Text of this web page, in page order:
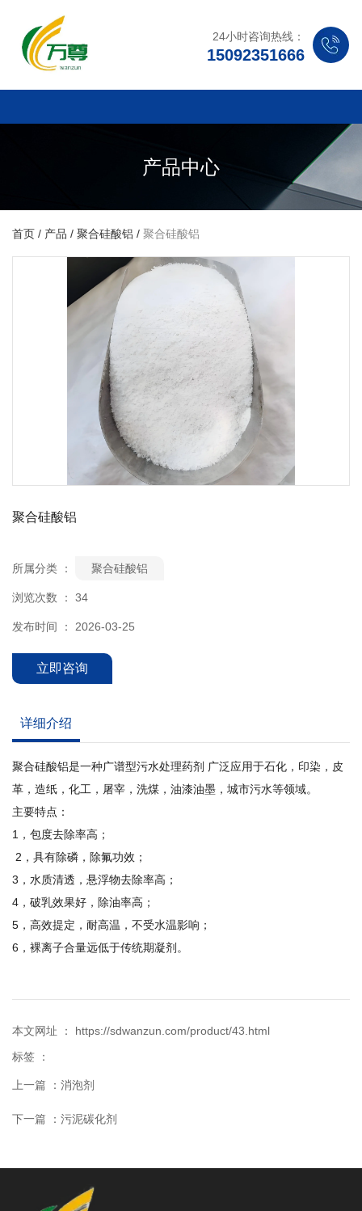
24小时咨询热线：
15092351666
产品中心
首页 / 产品 / 聚合硅酸铝 / 聚合硅酸铝
聚合硅酸铝
所属分类 ： 聚合硅酸铝
浏览次数 ： 34
发布时间 ： 2026-03-25
立即咨询
详细介绍
聚合硅酸铝是一种广谱型污水处理药剂 广泛应用于石化，印染，皮
革，造纸，化工，屠宰，洗煤，油漆油墨，城市污水等领域。
主要特点：
1，包度去除率高；
2，具有除磷，除氟功效；
3，水质清透，悬浮物去除率高；
4，破乳效果好，除油率高；
5，高效提定，耐高温，不受水温影响；
6，裸离子合量远低于传统期凝剂。
本文网址 ： https://sdwanzun.com/product/43.html
标签 ：
上一篇 ： 消泡剂
下一篇 ： 污泥碳化剂